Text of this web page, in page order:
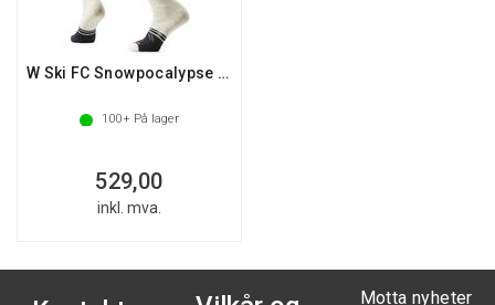
W Ski FC Snowpocalypse Pattern OTC Socks
100+På lager
529,00
inkl. mva.
Motta nyheter